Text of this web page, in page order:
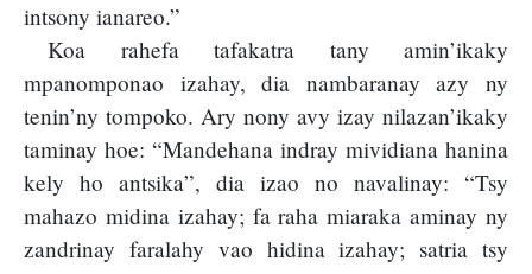
intsony ianareo.”
Koa rahefa tafakatra tany amin’ikaky
mpanomponao izahay, dia nambaranay azy ny
tenin’ny tompoko. Ary nony avy izay nilazan’ikaky
taminay hoe: “Mandehana indray mividiana hanina
kely ho antsika”, dia izao no navalinay: “Tsy
mahazo midina izahay; fa raha miaraka aminay ny
zandrinay faralahy vao hidina izahay; satria tsy